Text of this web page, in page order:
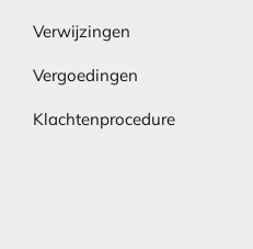
Verwijzingen
Vergoedingen
Klachtenprocedure